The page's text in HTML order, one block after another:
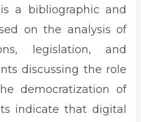
a bibliographic and
on the analysis of
legislation, and
discussing the role
democratization of
indicate that digital